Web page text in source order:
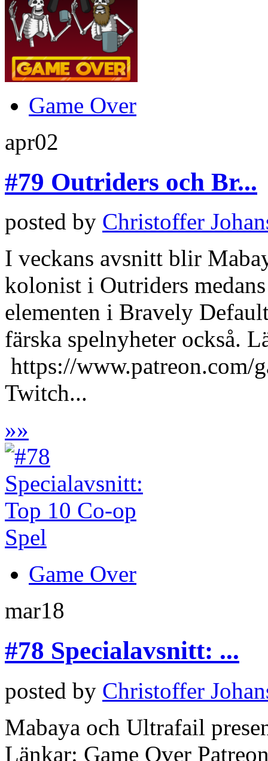
Game Over
apr02
#79 Outriders och Br...
posted by Christoffer
I veckans avsnitt blir
kolonist i Outriders
elementen i Bravely
färska spelnyheter också.
https://www.patreon.com/
Twitch...
»»
Game Over
mar18
#78 Specialavsnitt: ...
posted by Christoffer
Mabaya och Ultrafail
Länkar: Game Over